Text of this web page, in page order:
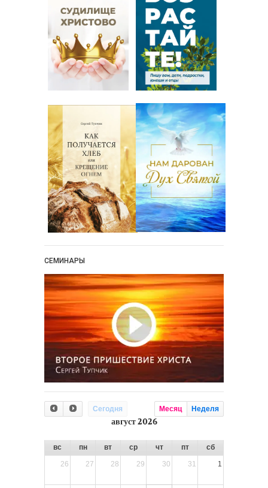
СЕМИНАРЫ
Сегодня Месяц Неделя
август 2026
вс пн вт ср чт пт
сб
26
27 28 29 30 31 1